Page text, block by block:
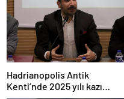
Hadrianopolis Antik
Kenti’nde 2025 yılı kazı